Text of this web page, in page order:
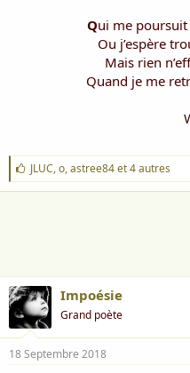
Qui me
Ou j’espère
Mais rien
Quand je me
J
'
a
JLUC,o,astree84et 4 autres
Impoésie
Grand poète
18 Septembre 2018